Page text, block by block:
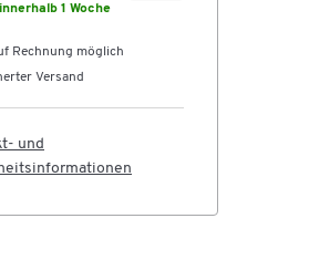
innerhalb 1 Woche
Rechnung möglich
Versand
und